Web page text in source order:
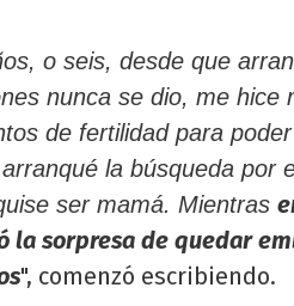
o seis, desde que
nunca se dio, me hice
de fertilidad para
la búsqueda por
ser mamá. Mientras
la sorpresa de quedar
", comenzó escribiendo.